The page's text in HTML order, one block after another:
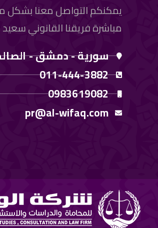
يمكنكم التواصل معنا بشكل
مباشرة فريقنا القانوني
سورية - دمشق -
011-444-3882
0983619082
pr@al-wifaq.com